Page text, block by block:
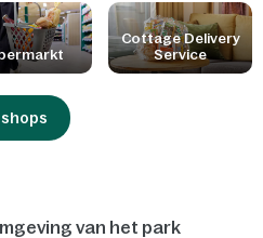
door kindvriendelijke gerechten,
de palmbomen. Ook staan we
met jouw allergieën of
Cottage Delivery
Service
van het park